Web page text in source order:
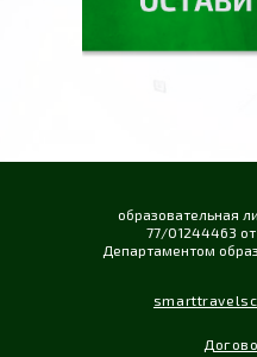
образовательная
77/01244463
Департаментом